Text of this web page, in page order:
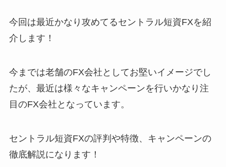
今回は最近かなり攻めてるセントラル短資FXを紹
介します！
今までは老舗のFX会社としてお堅いイメージでし
たが、最近は様々なキャンペーンを行いかなり注
目のFX会社となっています。
セントラル短資FXの評判や特徴、キャンペーンの
徹底解説になります！